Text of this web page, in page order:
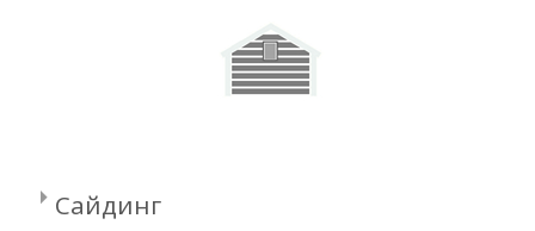
Сайдинг